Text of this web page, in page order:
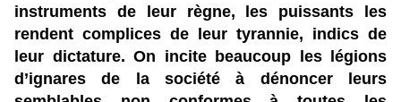
instruments de leur règne, les puissants les
rendent complices de leur tyrannie, indics de
leur dictature. On incite beaucoup les légions
d’ignares de la société à dénoncer leurs